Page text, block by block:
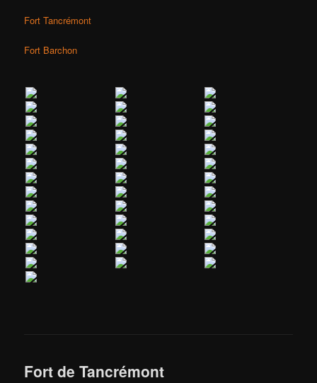
Fort Tancrémont
Fort Barchon
Fort de Tancrémont